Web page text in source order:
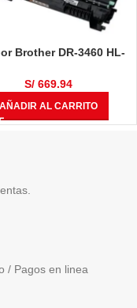
Brother DR-3460 HL-
/ MFC-L6700 / MFC-
/ MFC-L5900DW
50,000 Páginas
S/669.94
AÑADIR AL CARRITO
/ Pagos en linea